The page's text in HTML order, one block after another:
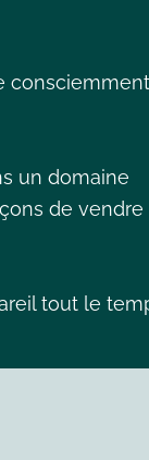
consciemment
un domaine
de vendre
tout le